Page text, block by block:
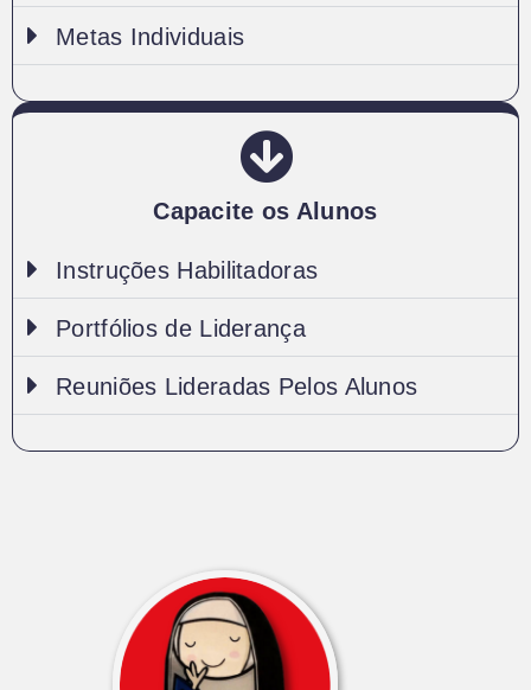
Metas Individuais
Capacite os Alunos
Instruções Habilitadoras
Portfólios de Liderança
Reuniões Lideradas Pelos Alunos